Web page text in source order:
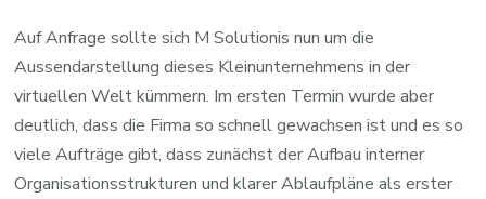
Auf Anfrage sollte sich M Solutionis nun um die
Aussendarstellung dieses Kleinunternehmens in der
virtuellen Welt kümmern. Im ersten Termin wurde aber
deutlich, dass die Firma so schnell gewachsen ist und es so
viele Aufträge gibt, dass zunächst der Aufbau interner
Organisationsstrukturen und klarer Ablaufpläne als erster